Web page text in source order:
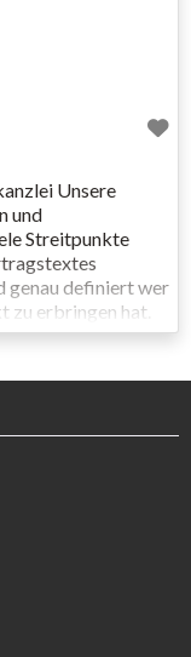
Unsere
und
Streitpunkte
genau definiert wer
zu erbringen hat.
und rechtlichen